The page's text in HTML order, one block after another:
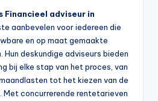
Financieel adviseur in
aanbevelen voor iedereen die
en op maat gemaakte
Hun deskundige adviseurs bieden
bij elke stap van het proces, van
tot het kiezen van de
Met concurrerende rentetarieven